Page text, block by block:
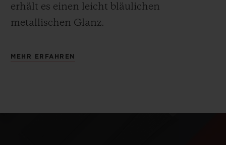
erhält es einen leicht bläulichen
metallischen Glanz.
MEHR ERFAHREN